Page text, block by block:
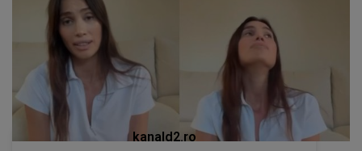
kanald2.ro